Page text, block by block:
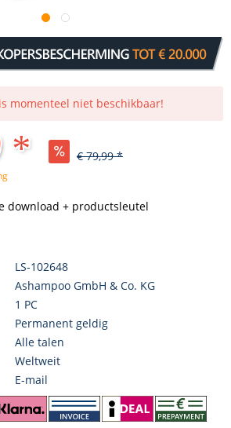
momenteel niet beschikbaar!
* € 79,99 *
download + productsleutel
LS-102648
Ashampoo GmbH & Co. KG
1 PC
Permanent geldig
Alle talen
Weltweit
E-mail